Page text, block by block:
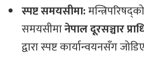
स्पष्ट समयसीमा:
समयसीमानेपाल दूरसञ्चार
द्वारा स्पष्ट कार्यान्वयनसँग